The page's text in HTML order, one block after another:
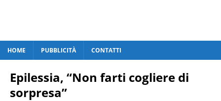
HOME PUBBLICITÀ CONTATTI
Epilessia, “Non farti cogliere di
sorpresa”